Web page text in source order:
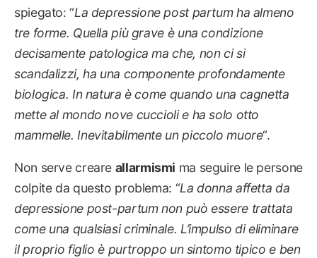
spiegato: “La depressione post partumha almeno
tre forme. Quella più grave è una condizione
decisamente patologica ma che, non ci si
scandalizzi, ha una componente profondamente
biologica. In natura è come quando una cagnetta
mette al mondo nove cuccioli e ha solo otto
mammelle. Inevitabilmente un piccolo muore“.
Non serve creare allarmismi ma seguire le persone
colpite da questo problema: “La donna affetta da
depressione post-partum non può essere trattata
come una qualsiasi criminale. L’impulso di eliminare
il proprio figlio è purtroppo un sintomo tipico e ben